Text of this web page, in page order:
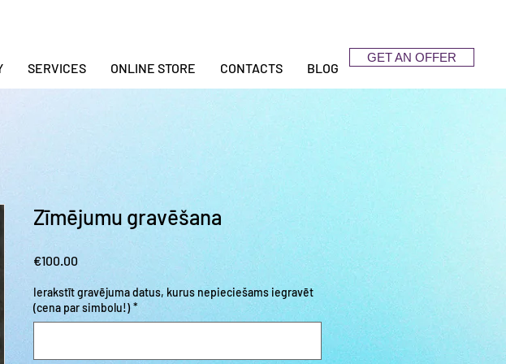
SERVICES ONLINE STORE CONTACTS BLOG
GET AN OFFER
Zīmējumu gravēšana
€100.00Price
Ierakstīt gravējuma datus, kurus nepieciešams iegravēt
(cena par simbolu!) *